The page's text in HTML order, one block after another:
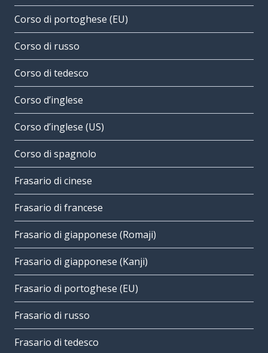
Corso di portoghese (EU)
Corso di russo
Corso di tedesco
Corso d’inglese
Corso d’inglese (US)
Corso di spagnolo
Frasario di cinese
Frasario di francese
Frasario di giapponese (Romaji)
Frasario di giapponese (Kanji)
Frasario di portoghese (EU)
Frasario di russo
Frasario di tedesco